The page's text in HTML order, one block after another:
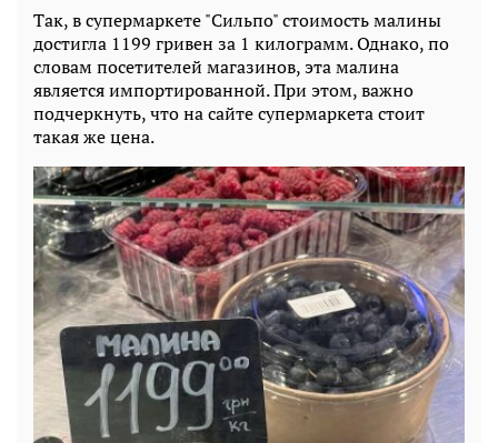
Так, в супермаркете "Сильпо" стоимость малины
достигла 1199 гривен за 1 килограмм. Однако, по
словам посетителей магазинов, эта малина
является импортированной. При этом, важно
подчеркнуть, что на сайте супермаркета стоит
такая же цена.